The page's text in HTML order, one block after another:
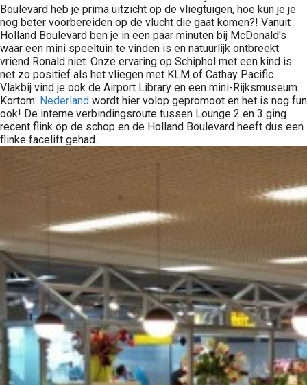
Boulevard heb je prima uitzicht op de vliegtuigen, hoe kun je je
nog beter voorbereiden op de vlucht die gaat komen?! Vanuit
Holland Boulevard ben je in een paar minuten bij McDonald's
waar een mini speeltuin te vinden is en natuurlijk ontbreekt
vriend Ronald niet. Onze ervaring op Schiphol met een kind is
net zo positief als het vliegen met KLM of Cathay Pacific.
Vlakbij vind je ook de Airport Library en een mini-Rijksmuseum.
Kortom: Nederland wordt hier volop gepromoot en het is nog fun
ook! De interne verbindingsroute tussen Lounge 2 en 3 ging
recent flink op de schop en de Holland Boulevard heeft dus een
flinke facelift gehad.